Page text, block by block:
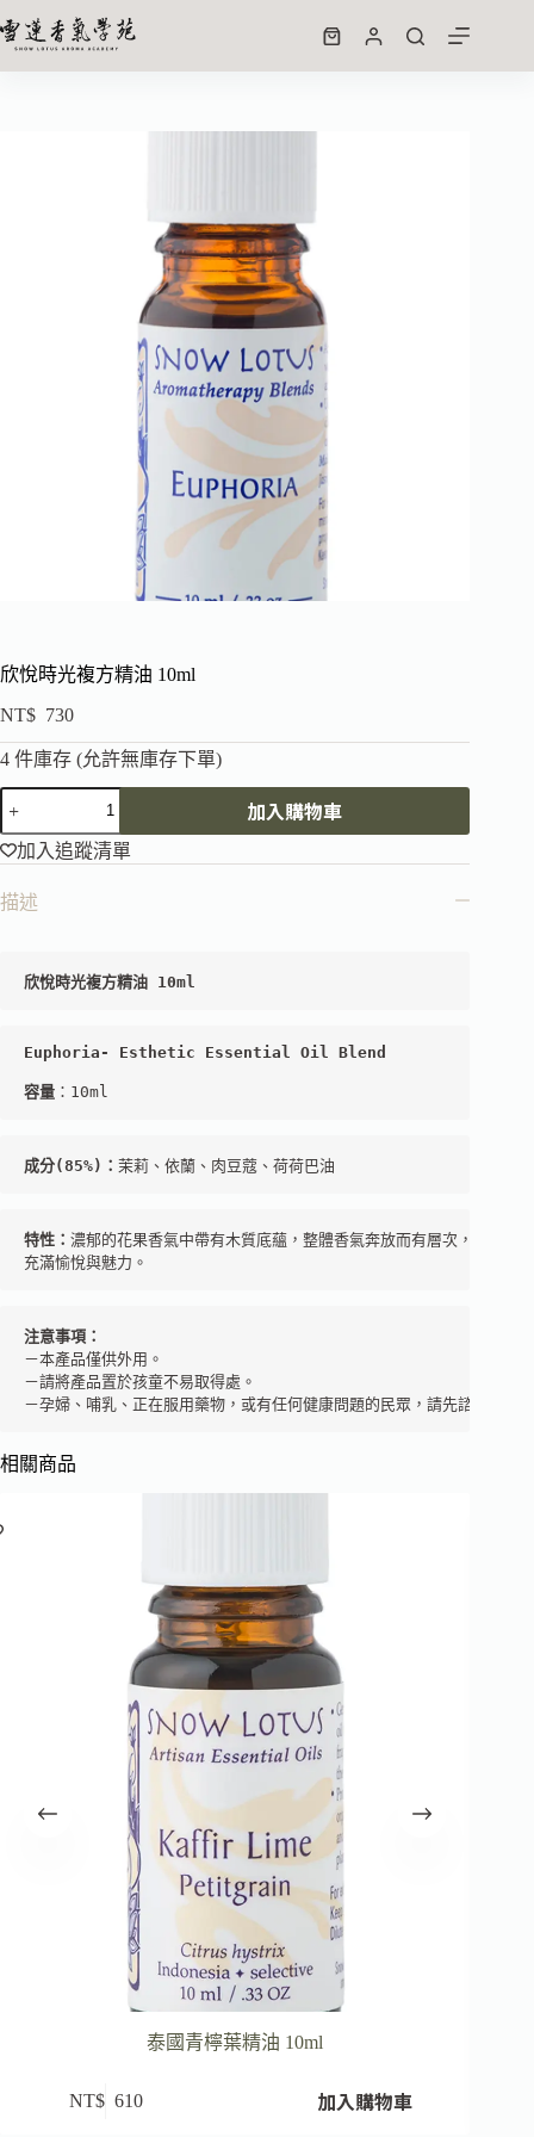
欣悅時光複方精油 10ml
NT$ 730
4 件庫存 (允許無庫存下單)
加入購物車
加入追蹤清單
描述
欣悅時光
Euphoria -
容量
成分(85%)： 茉莉、依蘭、肉豆蔻、荷荷巴油
特性： 濃郁的花果香氣中帶有木質底蘊，整體香氣奔放而有層次，
充滿愉悅與魅力。
注意事項：
－本產品僅供外用。
－請將產品置於孩童不易取得處。
－孕婦、哺乳、正在服用藥物，或有任何健康問題的民眾，請先諮詢芳療
相關商品
泰國青檸葉精油 10ml
NT$ 610 加入購物車